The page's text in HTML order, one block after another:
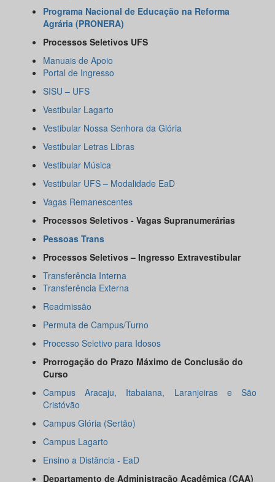
Programa Nacional de Educação na Reforma
Agrária (PRONERA)
Processos Seletivos UFS
Manuais de Apoio
Portal de Ingresso
SISU – UFS
Vestibular Lagarto
Vestibular Nossa Senhora da Glória
Vestibular Letras Libras
Vestibular Música
Vestibular UFS – Modalidade EaD
Vagas Remanescentes
Processos Seletivos - Vagas Supranumerárias
Pessoas Trans
Processos Seletivos – Ingresso Extravestibular
Transferência Interna
Transferência Externa
Readmissão
Permuta de Campus/Turno
Processo Seletivo para Idosos
Prorrogação do Prazo Máximo de Conclusão do
Curso
Campus Aracaju, Itabaiana, Laranjeiras e São
Cristóvão
Campus Glória (Sertão)
Campus Lagarto
Ensino a Distância - EaD
Departamento de Administração Acadêmica (CAA)